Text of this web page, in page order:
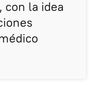
la idea